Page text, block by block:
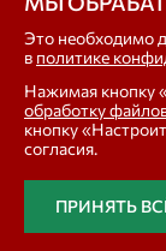
© 1998-2026
платформенные,
автомобильные
тензодатчики
Это необходимо
в политике
Нажимая кнопку
обработку
кнопку
согласия.
ПРИНЯТЬ